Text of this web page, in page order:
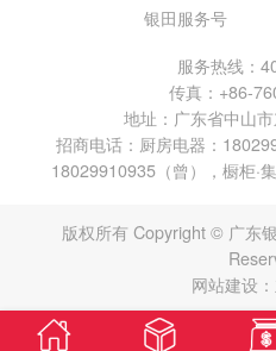
银田服务号
服务热线：
传真：+86-
地址：广东省中山
招商电话：厨房电器：
18029910935（曾），橱柜·
版权所有 Copyright © 广东
网站建设：